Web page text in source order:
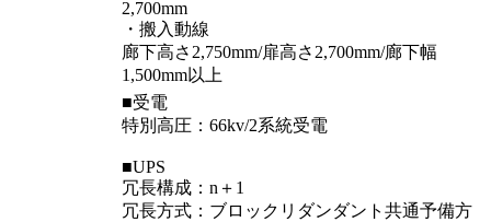
2,700mm
・搬入動線
廊下高さ2,750mm/扉高さ2,700mm/廊下幅
1,500mm以上
■受電
特別高圧：66kv/2系統受電
■UPS
冗長構成：n＋1
冗長方式：ブロックリダンダント共通予備方